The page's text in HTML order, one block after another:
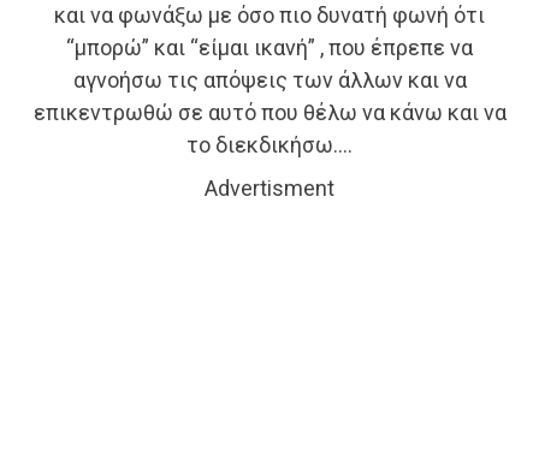
και να φωνάξω με όσο πιο δυνατή φωνή ότι
“μπορώ” και “είμαι ικανή” , που έπρεπε να
αγνοήσω τις απόψεις των άλλων και να
επικεντρωθώ σε αυτό που θέλω να κάνω και να
το διεκδικήσω….
Advertisment